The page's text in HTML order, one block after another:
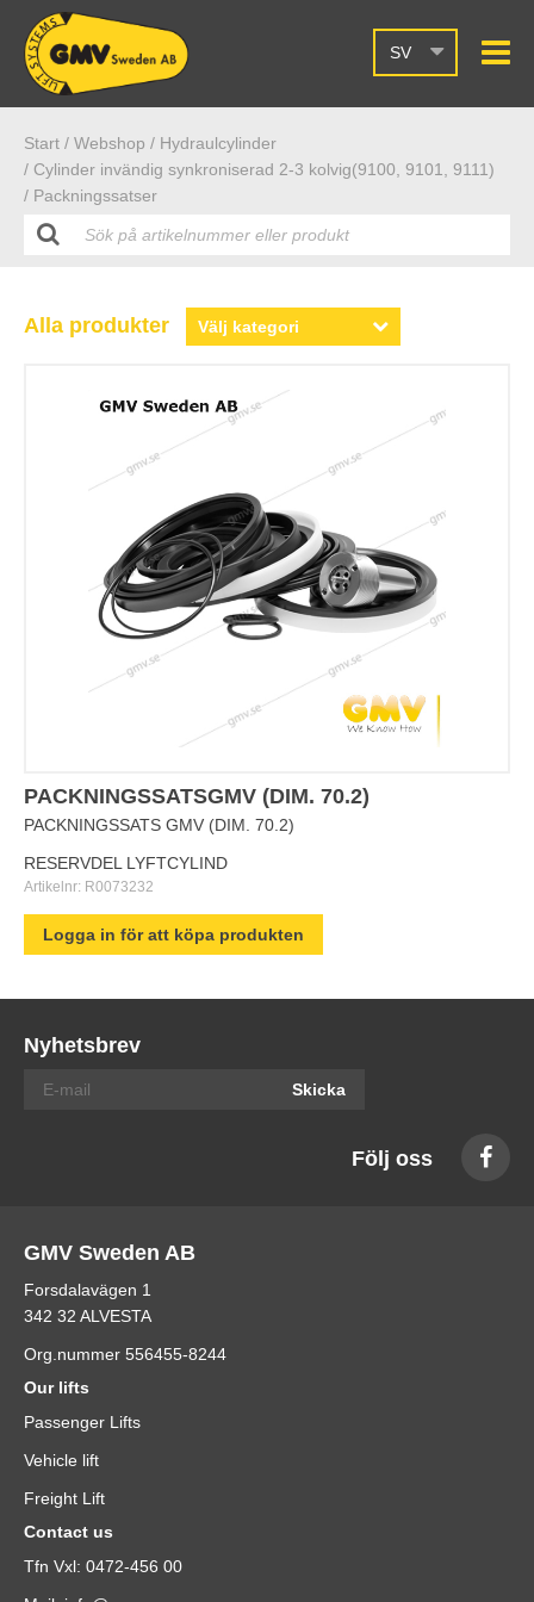
SV
Start / Webshop / Hydraulcylinder
/ Cylinder invändig synkroniserad 2-3 kolvig(9100, 9101, 9111)
/ Packningssatser
Alla produkter
PACKNINGSSATSGMV (DIM. 70.2)
PACKNINGSSATS GMV (DIM. 70.2)
RESERVDEL LYFTCYLIND
Artikelnr: R0073232
Logga in för att köpa produkten
Nyhetsbrev
Skicka
Följ oss
GMV Sweden AB
Forsdalavägen 1
342 32 ALVESTA
Org.nummer 556455-8244
Our lifts
Passenger Lifts
Vehicle lift
Freight Lift
Contact us
Tfn Vxl: 0472-456 00